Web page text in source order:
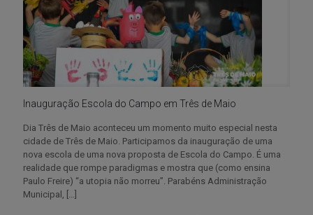
Inauguração Escola do Campo em Três de Maio
Dia Três de Maio aconteceu um momento muito especial nesta
cidade de Três de Maio. Participamos da inauguração de uma
nova escola de uma nova proposta de Escola do Campo. É uma
realidade que rompe paradigmas e mostra que (como ensina
Paulo Freire) “a utopia não morreu”. Parabéns Administração
Municipal, […]